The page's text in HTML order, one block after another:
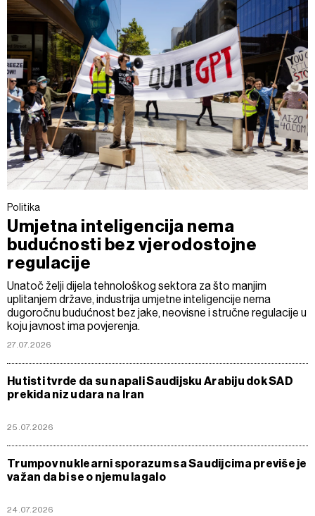
Politika
Umjetna inteligencija nema
budućnosti bez vjerodostojne
regulacije
Unatoč želji dijela tehnološkog sektora za što manjim
uplitanjem države, industrija umjetne inteligencije nema
dugoročnu budućnost bez jake, neovisne i stručne regulacije u
koju javnost ima povjerenja.
27.07.2026
Hutisti tvrde da su napali Saudijsku Arabiju dok SAD
prekida niz udara na Iran
25.07.2026
Trumpov nuklearni sporazum sa Saudijcima previše je
važan da bi se o njemu lagalo
24.07.2026